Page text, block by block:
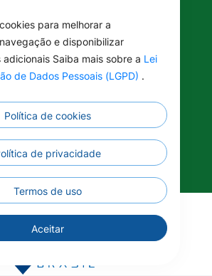
Institucional
2021
Municipal - União do Sul - MT -
os direitos reservados
para melhorar a
e disponibilizar
Saiba mais sobre a Lei
de Dados Pessoais (LGPD) .
Política de cookies
de privacidade
Termos de uso
Aceitar